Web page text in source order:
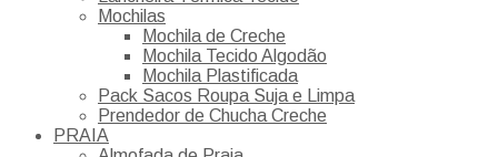
Mochilas
Mochila de Creche
Mochila Tecido Algodão
Mochila Plastificada
Pack Sacos Roupa Suja e Limpa
Prendedor de Chucha Creche
PRAIA